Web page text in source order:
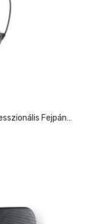
Soundsation POCKETLIVE U16P-KIT Professzionális Fejpántos Mikrofon + Zsebadó Szett A POCKETLIVE U16 Rendszerhez